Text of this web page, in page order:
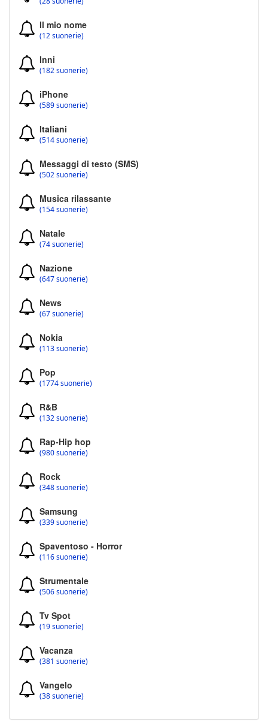
Il mio nome
(12 suonerie)
Inni
(182 suonerie)
iPhone
(589 suonerie)
Italiani
(514 suonerie)
Messaggi di testo (SMS)
(502 suonerie)
Musica rilassante
(154 suonerie)
Natale
(74 suonerie)
Nazione
(647 suonerie)
News
(67 suonerie)
Nokia
(113 suonerie)
Pop
(1774 suonerie)
R&B
(132 suonerie)
Rap-Hip hop
(980 suonerie)
Rock
(348 suonerie)
Samsung
(339 suonerie)
Spaventoso - Horror
(116 suonerie)
Strumentale
(506 suonerie)
Tv Spot
(19 suonerie)
Vacanza
(381 suonerie)
Vangelo
(38 suonerie)